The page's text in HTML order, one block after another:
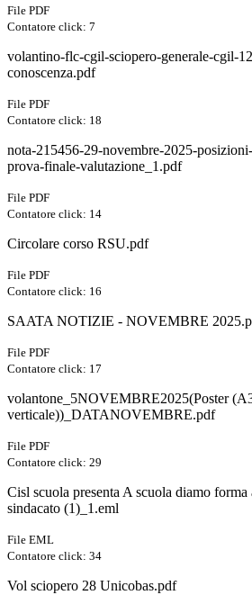
File PDF
Contatore click: 7
volantino-flc-cgil-sciopero-generale-cgil-
conoscenza.pdf
File PDF
Contatore click: 18
nota-215456-29-novembre-2025-
prova-finale-valutazione_1.pdf
File PDF
Contatore click: 14
Circolare corso RSU.pdf
File PDF
Contatore click: 16
SAATA NOTIZIE - NOVEMBRE
File PDF
Contatore click: 17
volantone_5NOVEMBRE2025(Poster
verticale))_DATANOVEMBRE.pdf
File PDF
Contatore click: 29
Cisl scuola presenta A scuola diamo
sindacato (1)_1.eml
File EML
Contatore click: 34
Vol sciopero 28 Unicobas.pdf